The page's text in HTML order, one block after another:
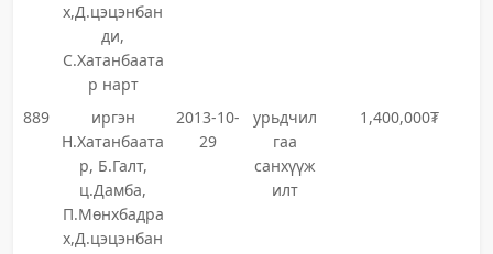
х,Д.цэцэнбан
ди,
С.Хатанбаата
р нарт
889
иргэн
Н.Хатанбаата
р, Б.Галт,
ц.Дамба,
П.Мөнхбадра
х,Д.цэцэнбан
2013-10-
29
урьдчил
гаа
санхүүж
илт
1,400,000₮